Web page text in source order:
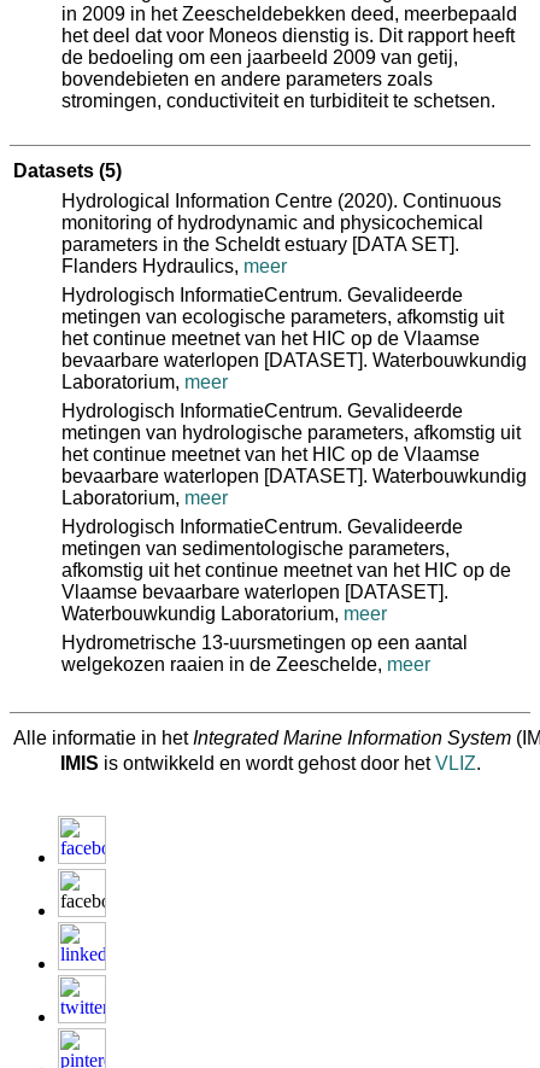
in 2009 in het Zeescheldebekken deed, meerbepaald
het deel dat voor Moneos dienstig is. Dit rapport heeft
de bedoeling om een jaarbeeld 2009 van getij,
bovendebieten en andere parameters zoals
stromingen, conductiviteit en turbiditeit te schetsen.
Datasets (5)
Hydrological Information Centre (2020). Continuous
monitoring of hydrodynamic and physicochemical
parameters in the Scheldt estuary [DATA SET].
Flanders Hydraulics, meer
Hydrologisch InformatieCentrum. Gevalideerde
metingen van ecologische parameters, afkomstig uit
het continue meetnet van het HIC op de Vlaamse
bevaarbare waterlopen [DATASET]. Waterbouwkundig
Laboratorium, meer
Hydrologisch InformatieCentrum. Gevalideerde
metingen van hydrologische parameters, afkomstig uit
het continue meetnet van het HIC op de Vlaamse
bevaarbare waterlopen [DATASET]. Waterbouwkundig
Laboratorium, meer
Hydrologisch InformatieCentrum. Gevalideerde
metingen van sedimentologische parameters,
afkomstig uit het continue meetnet van het HIC op de
Vlaamse bevaarbare waterlopen [DATASET].
Waterbouwkundig Laboratorium, meer
Hydrometrische 13-uursmetingen op een aantal
welgekozen raaien in de Zeeschelde, meer
Alle informatie in hetIntegrated Marine Information System
IMIS is ontwikkeld en wordt gehost door hetVLIZ.